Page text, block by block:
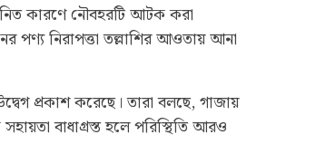
কারণে নৌবহরটি আটক করা
পণ্য নিরাপত্তা তল্লাশির আওতায় আনা
প্রকাশ করেছে। তারা বলছে, গাজায়
বাধাগ্রস্ত হলে পরিস্থিতি আরও